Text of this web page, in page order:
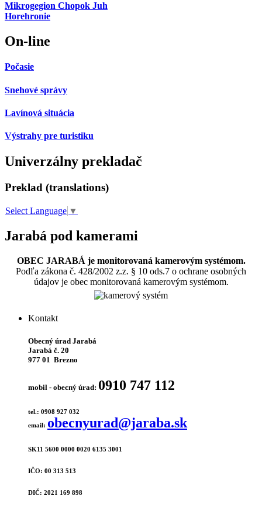
Mikrogegion Chopok Juh
Horehronie
On-line
Počasie
Snehové správy
Lavínová situácia
Výstrahy pre turistiku
Univerzálny prekladač
Preklad (translations)
Select Language ▼
Jarabá pod kamerami
OBEC JARABÁ je monitorovaná kamerovým systémom.
Podľa zákona č. 428/2002 z.z. § 10 ods.7 o ochrane osobných
údajov je obec monitorovaná kamerovým systémom.
Kontakt
Obecný úrad Jarabá
Jarabá č. 20
977 01 Brezno
mobil - obecný úrad: 0910 747 112
tel.: 0908 927 032
email: obecnyurad@jaraba.sk
SK11 5600 0000 0020 6135 3001
IČO: 00 313 513
DIČ: 2021 169 898